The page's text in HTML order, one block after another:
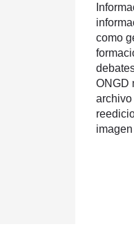
como
ONGD